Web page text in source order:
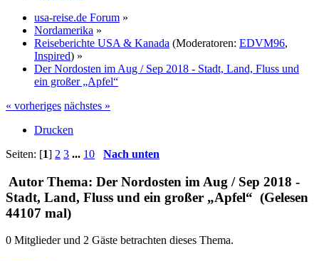
usa-reise.de Forum »
Nordamerika »
Reiseberichte USA & Kanada (Moderatoren: EDVM96,
Inspired) »
Der Nordosten im Aug / Sep 2018 - Stadt, Land, Fluss und
ein großer „Apfel“
« vorheriges nächstes »
Drucken
Seiten: [1] 2 3 ... 10 Nach unten
Autor Thema: Der Nordosten im Aug / Sep 2018 -
Stadt, Land, Fluss und ein großer „Apfel“ (Gelesen
44107 mal)
0 Mitglieder und 2 Gäste betrachten dieses Thema.